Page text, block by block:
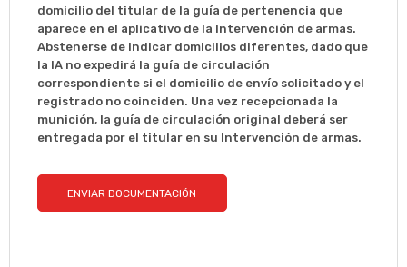
domicilio del titular de la guía de pertenencia que
aparece en el aplicativo de la Intervención de armas.
Abstenerse de indicar domicilios diferentes, dado que
la IA no expedirá la guía de circulación
correspondiente si el domicilio de envío solicitado y el
registrado no coinciden. Una vez recepcionada la
munición, la guía de circulación original deberá ser
entregada por el titular en su Intervención de armas.